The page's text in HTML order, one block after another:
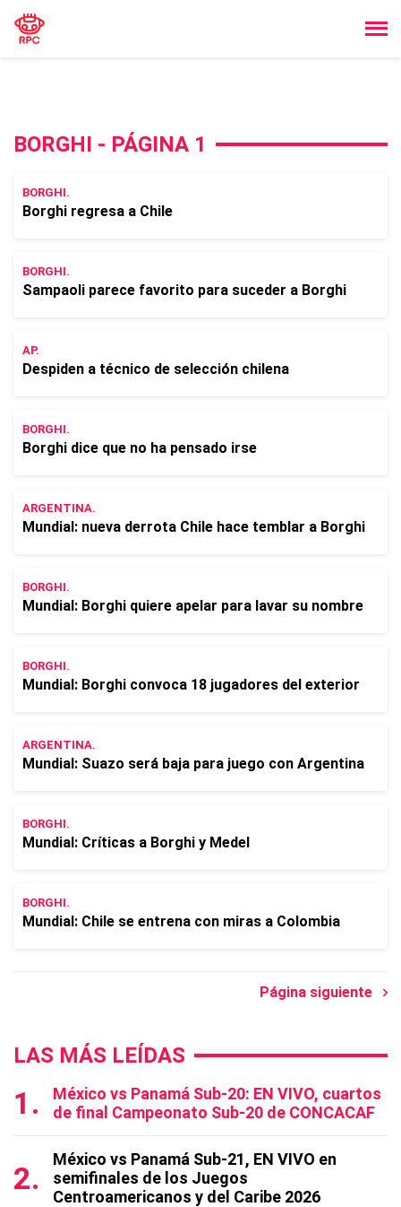
BORGHI - PÁGINA 1
BORGHI.
Borghi regresa a Chile
BORGHI.
Sampaoli parece favorito para suceder a Borghi
AP.
Despiden a técnico de selección chilena
BORGHI.
Borghi dice que no ha pensado irse
ARGENTINA.
Mundial: nueva derrota Chile hace temblar a Borghi
BORGHI.
Mundial: Borghi quiere apelar para lavar su nombre
BORGHI.
Mundial: Borghi convoca 18 jugadores del exterior
ARGENTINA.
Mundial: Suazo será baja para juego con Argentina
BORGHI.
Mundial: Crí­ticas a Borghi y Medel
BORGHI.
Mundial: Chile se entrena con miras a Colombia
Página siguiente
LAS MÁS LEÍDAS
México vs Panamá Sub-20: EN VIVO, cuartos
de final Campeonato Sub-20 de CONCACAF
México vs Panamá Sub-21, EN VIVO en
semifinales de los Juegos
Centroamericanos y del Caribe 2026